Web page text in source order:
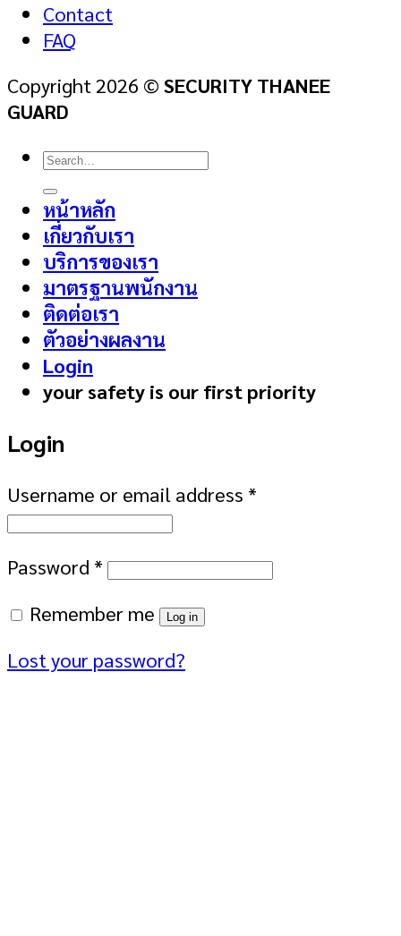
Contact
FAQ
Copyright 2026 © SECURITY THANEE
GUARD
Search
หน้าหลัก
เกี่ยวกับเรา
บริการของเรา
มาตรฐานพนักงาน
ติดต่อเรา
ตัวอย่างผลงาน
Login
your safety is our first priority
Login
Username or email address *
Password *
Remember me
Log in
Lost your password?